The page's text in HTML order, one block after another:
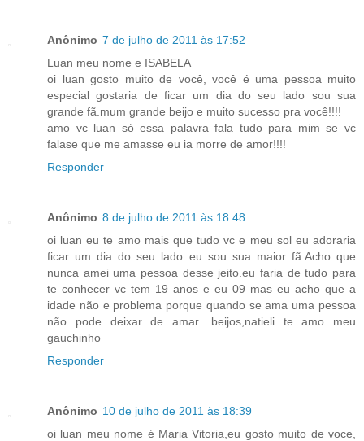
Anônimo 7 de julho de 2011 às 17:52
Luan meu nome e ISABELA
oi luan gosto muito de você, você é uma pessoa muito
especial gostaria de ficar um dia do seu lado sou sua
grande fã.mum grande beijo e muito sucesso pra você!!!!
amo vc luan só essa palavra fala tudo para mim se vc
falase que me amasse eu ia morre de amor!!!!
Responder
Anônimo 8 de julho de 2011 às 18:48
oi luan eu te amo mais que tudo vc e meu sol eu adoraria
ficar um dia do seu lado eu sou sua maior fã.Acho que
nunca amei uma pessoa desse jeito.eu faria de tudo para
te conhecer vc tem 19 anos e eu 09 mas eu acho que a
idade não e problema porque quando se ama uma pessoa
não pode deixar de amar .beijos,natieli te amo meu
gauchinho
Responder
Anônimo 10 de julho de 2011 às 18:39
oi luan meu nome é Maria Vitoria,eu gosto muito de voce,